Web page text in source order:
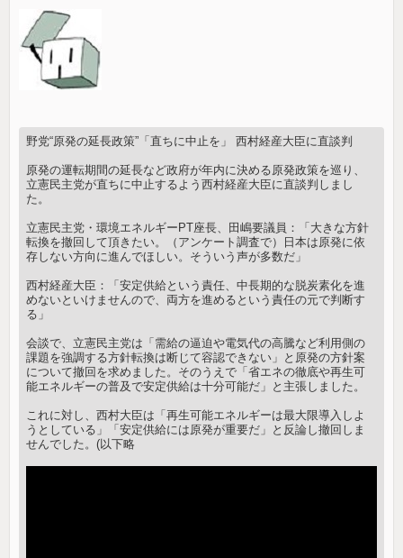
野党“原発の延長政策”「直ちに中止を」 西村経産大臣に直談判
原発の運転期間の延長など政府が年内に決める原発政策を巡り、
立憲民主党が直ちに中止するよう西村経産大臣に直談判しまし
た。
立憲民主党・環境エネルギーPT座長、田嶋要議員：「大きな方針
転換を撤回して頂きたい。（アンケート調査で）日本は原発に依
存しない方向に進んでほしい。そういう声が多数だ」
西村経産大臣：「安定供給という責任、中長期的な脱炭素化を進
めないといけませんので、両方を進めるという責任の元で判断す
る」
会談で、立憲民主党は「需給の逼迫や電気代の高騰など利用側の
課題を強調する方針転換は断じて容認できない」と原発の方針案
について撤回を求めました。そのうえで「省エネの徹底や再生可
能エネルギーの普及で安定供給は十分可能だ」と主張しました。
これに対し、西村大臣は「再生可能エネルギーは最大限導入しよ
うとしている」「安定供給には原発が重要だ」と反論し撤回しま
せんでした。(以下略